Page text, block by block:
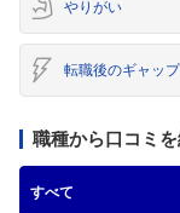
やりがい
転職後のギャップ
職種から口コミ
すべて